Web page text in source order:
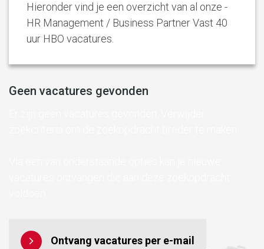
Hieronder vind je een overzicht van al onze -
HR Management / Business Partner Vast 40
uur HBO vacatures.
Geen vacatures gevonden
Ontvang vacatures per e-mail